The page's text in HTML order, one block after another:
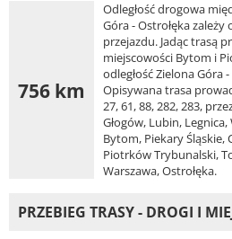
756 km
Odległość drogowa
Góra - Ostrołęka
przejazdu. Jadąc trasą
miejscowości Bytom i
odległość Zielona Góra
Opisywana trasa
27, 61, 88, 282, 283,
Głogów, Lubin, Legnica,
Bytom, Piekary Śląskie,
Piotrków Trybunalski,
Warszawa, Ostrołęka.
PRZEBIEG TRASY - DROGI I